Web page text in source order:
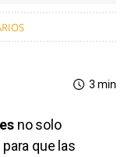
3 min
no solo
que las